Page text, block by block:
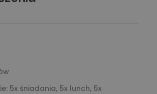
5x śniadania, 5x lunch, 5x